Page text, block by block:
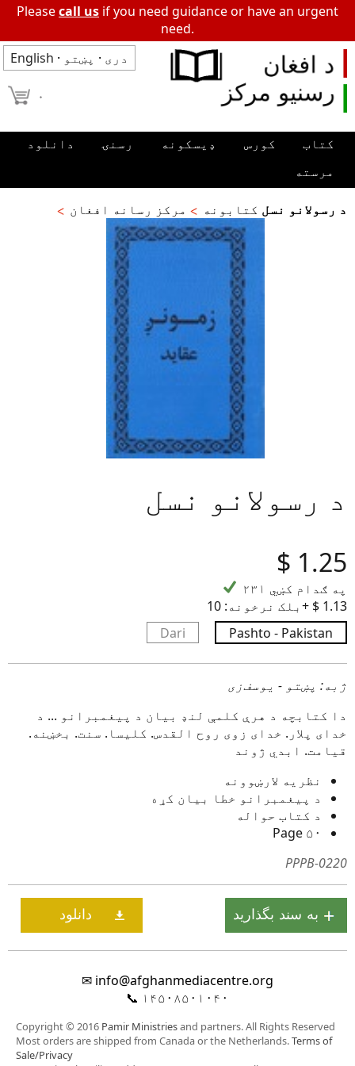
Pleasecall us if you need guidance or have an urgent
need.
English · دری · پښتو
۰
کتاب کورس ډیسکونه رسنۍ
دانلود
مرسته
مرکز رسانه افغان کتابونه د رسولانو نسل
د رسولانو نسل
‎$ 1.25
۲۳۱ په ګدام کښي
بلک نرخونه:10+ ‎$ 1.13
Dari
Pashto - Pakistan
ژبه: پښتو - یوسف‌زی
دا کتابچه د هرې کلمې لنډ بیان د پیغمبرانو ... د
خدای پلار. خدای زوى روح القدس. کلیسا. سنت. بخښنه.
قیامت. ابدي ژوند
نظریه لارښوونه
د پیغمبرانو خطا بیان کړه
د کتاب حواله
۵۰ Page
PPPB-0220
✉ info@afghanmediacentre.org
📞 ۱۴۵۰۸۵۰۱۰۴۰
Copyright © 2016 Pamir Ministriesand partners. All Rights Reserved
Most orders are shipped from Canada or the Netherlands.Terms of
Sale/Privacy